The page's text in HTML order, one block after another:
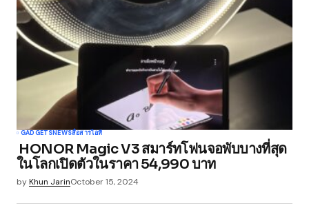
Comment*
Your Name *
Your E-mail*
browser for the next time I comment.
GADGETSNEWSสื่อสารไอที
HONOR Magic V3 สมาร์ทโฟนจอพับบางที่สุด
ในโลกเปิดตัวในราคา 54,990 บาท
byKhun JarinOctober 15, 2024